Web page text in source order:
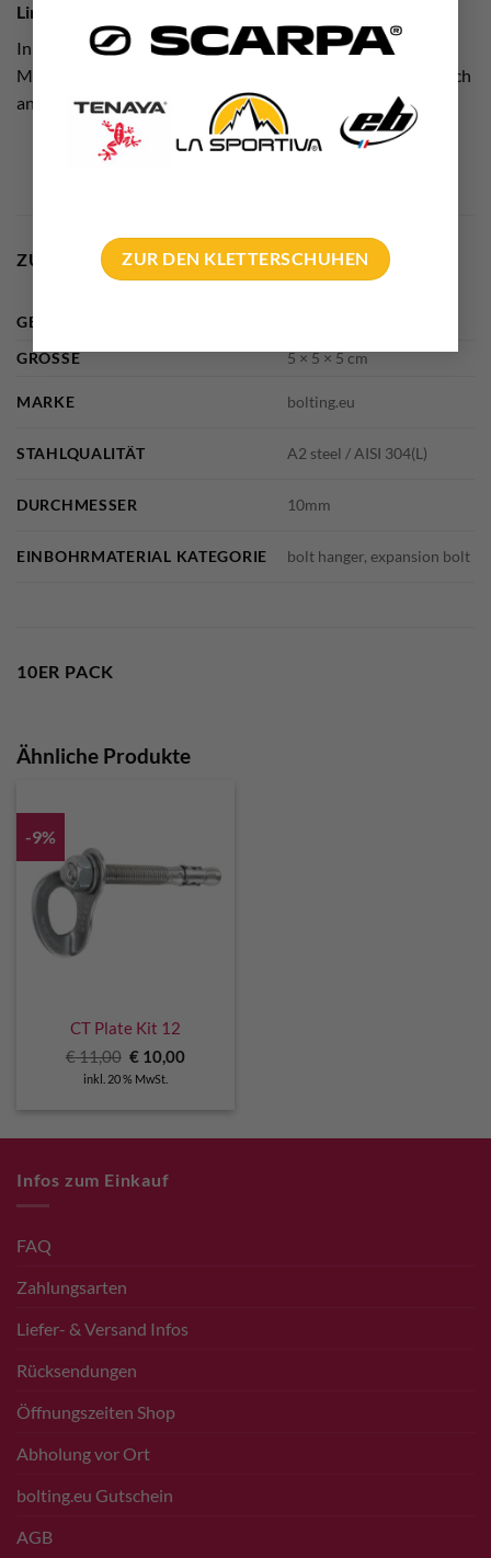
ZUR DEN KLETTERSCHUHEN
Link Tipp
In diesemVideo
könnt ihr super sehen, wie Vibrationen die
Muttern an an Gewinden lockern können. Wie z.B. eben auch
an den Bohrhaken.
ZUSÄTZLICHE INFORMATIONEN
GEWICHT
GRÖSSE
5 × 5 × 5 cm
MARKE bolting.eu
STAHLQUALITÄT A2 steel / AISI 304(L)
DURCHMESSER 10mm
EINBOHRMATERIAL KATEGORIE bolt hanger, expansion bolt
10ER PACK
Ähnliche Produkte
-9%
CT Plate Kit 12
€11,00 Ursprünglicher
Preis
war:
€ 10,00Aktueller
inkl. 20 % MwSt.
Infos zum Einkauf
FAQ
Zahlungsarten
Liefer- & Versand Infos
Rücksendungen
Öffnungszeiten Shop
Abholung vor Ort
bolting.eu Gutschein
AGB